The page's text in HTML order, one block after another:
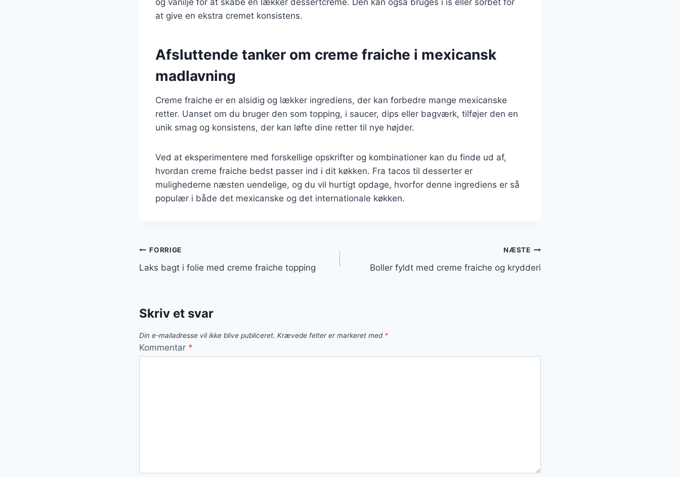
at give en ekstra cremet konsistens.
Afsluttende tanker om creme fraiche i mexicansk
madlavning
Creme fraiche er en alsidig og lækker ingrediens, der kan forbedre mange mexicanske
retter. Uanset om du bruger den som topping, i saucer, dips eller bagværk, tilføjer den en
unik smag og konsistens, der kan løfte dine retter til nye højder.
Ved at eksperimentere med forskellige opskrifter og kombinationer kan du finde ud af,
hvordan creme fraiche bedst passer ind i dit køkken. Fra tacos til desserter er
mulighederne næsten uendelige, og du vil hurtigt opdage, hvorfor denne ingrediens er så
populær i både det mexicanske og det internationale køkken.
Indlægsnavigation
FORRIGE
Laks bagt i folie med creme fraiche topping
NÆSTE
Boller fyldt med creme fraiche og krydderi
Skriv et svar
Din e-mailadresse vil ikke blive publiceret. Krævede felter er markeret med *
Kommentar *